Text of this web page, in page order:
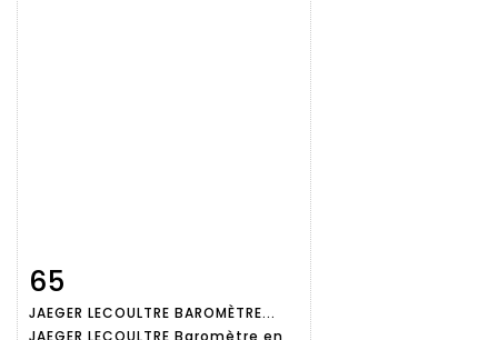
détaillée
65
JAEGER LECOULTRE BAROMÈTRE...